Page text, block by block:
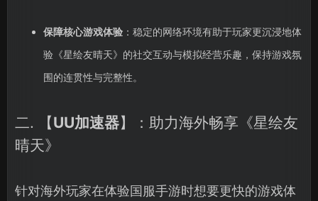
保障核心游戏体验：稳定的网络环境有助于玩家更沉浸地体
验《星绘友晴天》的社交互动与模拟经营乐趣，保持游戏氛
围的连贯性与完整性。
二. 【UU加速器】：助力海外畅享《星绘友
晴天》
针对海外玩家在体验国服手游时想要更快的游戏体